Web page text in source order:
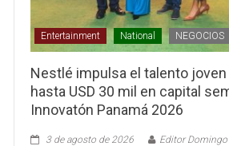
Entertainment National NEGOCIOS
Nestlé impulsa el talento
hasta USD 30 mil en capital
Innovatón Panamá 2026
3 de agosto de 2026
Editor Domingo